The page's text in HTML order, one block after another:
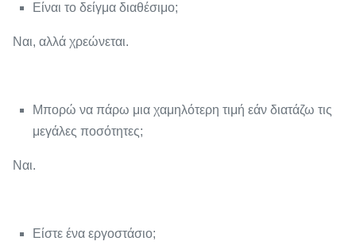
Είναι το δείγμα διαθέσιμο;
Ναι, αλλά χρεώνεται.
Μπορώ να πάρω μια χαμηλότερη τιμή εάν διατάζω τις
μεγάλες ποσότητες;
Ναι.
Είστε ένα εργοστάσιο;